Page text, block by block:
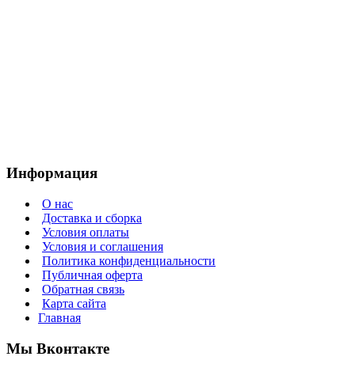
Информация
О нас
Доставка и сборка
Условия оплаты
Условия и соглашения
Политика конфиденциальности
Публичная оферта
Обратная связь
Карта сайта
Главная
Мы Вконтакте